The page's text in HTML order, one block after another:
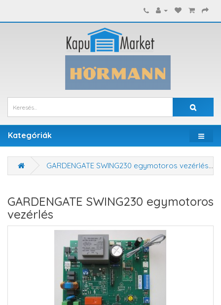
Kategóriák
GARDENGATE SWING230 egymotoros vezérlés
GARDENGATE SWING230 egymotoros
vezérlés